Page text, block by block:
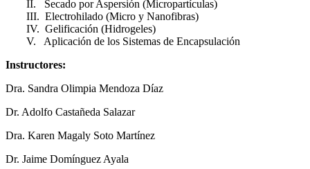
II. Secado por Aspersión (Micropartículas)
III. Electrohilado (Micro y Nanofibras)
IV. Gelificación (Hidrogeles)
V. Aplicación de los Sistemas de Encapsulación
Instructores:
Dra. Sandra Olimpia Mendoza Díaz
Dr. Adolfo Castañeda Salazar
Dra. Karen Magaly Soto Martínez
Dr. Jaime Domínguez Ayala